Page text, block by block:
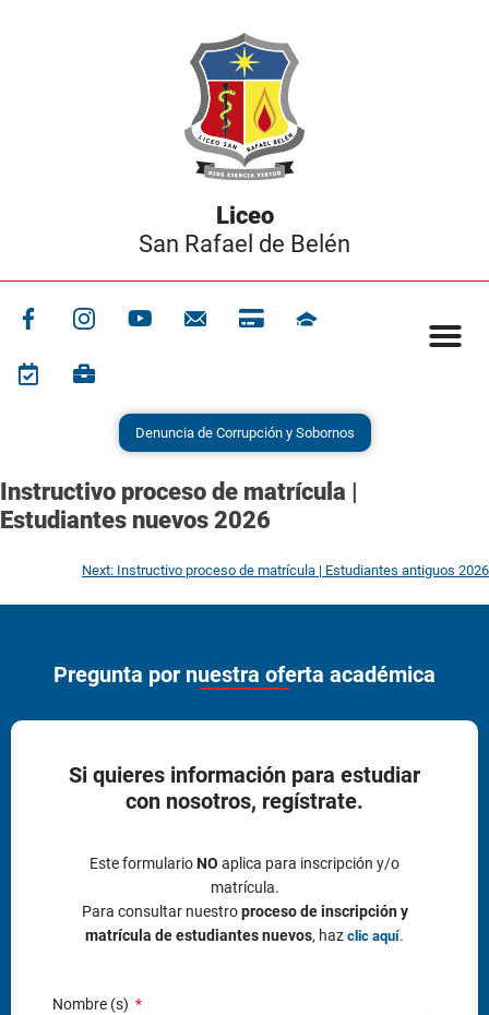
Liceo
San Rafael de Belén
Denuncia de Corrupción y Sobornos
Instructivo proceso de matrícula |
Estudiantes nuevos 2026
Next: Instructivo proceso de matrícula | Estudiantes antiguos 2026
Pregunta por nuestra oferta académica
Si quieres información para estudiar
con nosotros, regístrate.
Este formularioNO aplica para inscripción y/o
matrícula.
Para consultar nuestroproceso de inscripción y
matrícula de estudiantes nuevos, haz clic aquí.
Nombre (s)